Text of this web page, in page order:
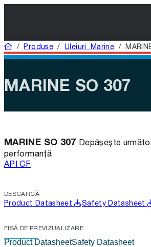
Acasă
/Produse /Uleiuri Marine /
MARINE SO 307
MARINE SO 307 Depășește
performanță
API CF
DESCARCĂ
Product Datasheet Safety Datasheet
FIȘĂ DE PREVIZUALIZARE
Product DatasheetSafety Datasheet